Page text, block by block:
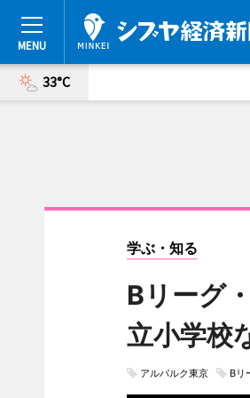
33°C
学ぶ・知る
Bリーグ
立小学校
アルバルク東京 Bリ